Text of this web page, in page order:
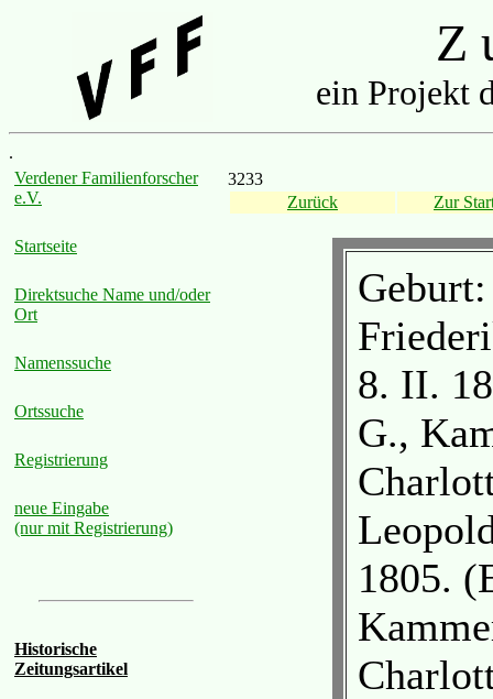
Z
ein Projekt
.
Verdener Familienforscher
e.V.
Startseite
Direktsuche Name und/oder
Ort
Namenssuche
Ortssuche
Registrierung
neue Eingabe
(nur mit Registrierung)
Historische
Zeitungsartikel
3233
Zurück
Zur
8. II.
G.,
1805.